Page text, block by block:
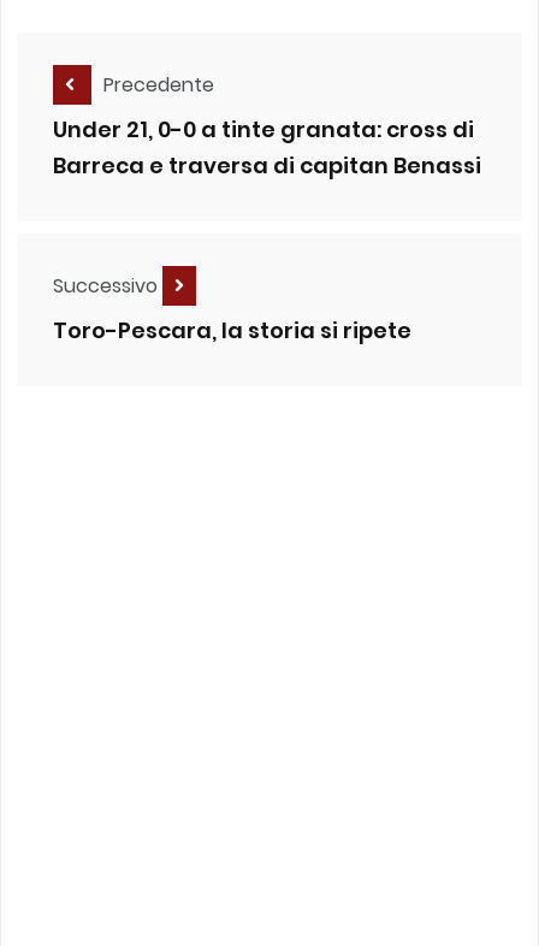
Precedente
Under 21, 0-0 a tinte granata: cross di
Barreca e traversa di capitan Benassi
Successivo
Toro-Pescara, la storia si ripete